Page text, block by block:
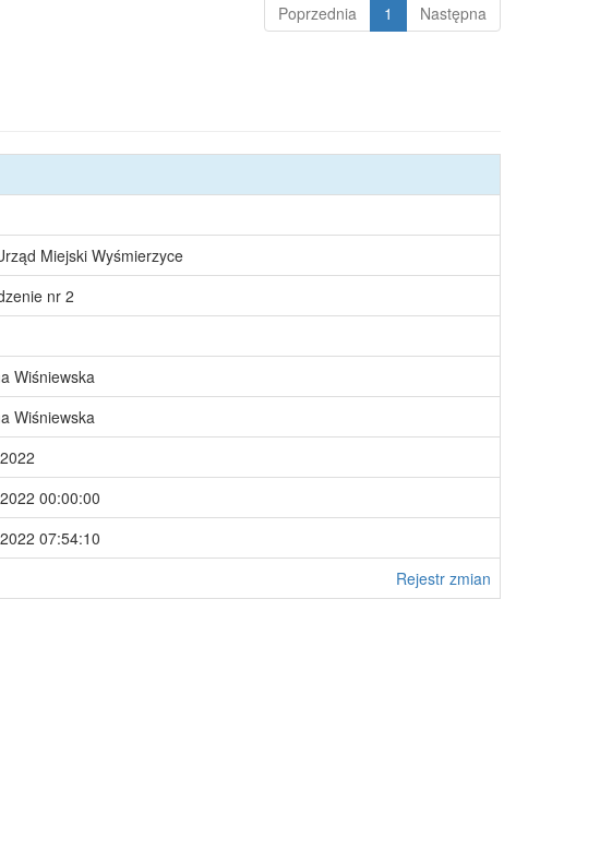
Poprzednia 1 Następna
Miejski Wyśmierzyce
nr 2
Wiśniewska
Wiśniewska
00:00:00
07:54:10
Rejestr zmian